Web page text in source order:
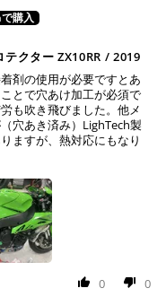
クター ZX10RR / 2019
剤の使用が必要ですとあ
とで穴あけ加工が必須で
も吹き飛びました。他メ
穴あき済み）LighTech製
ますが、熱対応にもなり
0 0